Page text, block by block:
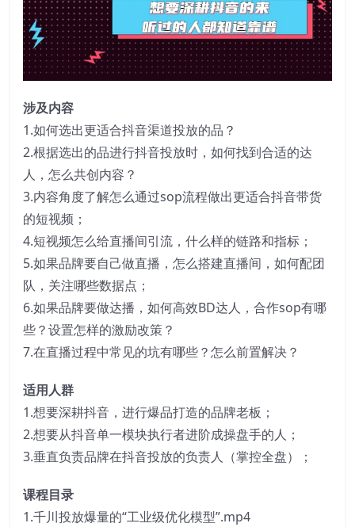
涉及内容
1.如何选出更适合抖音渠道投放的品？
2.根据选出的品进行抖音投放时，如何找到合适的达
人，怎么共创内容？
3.内容角度了解怎么通过sop流程做出更适合抖音带货
的短视频；
4.短视频怎么给直播间引流，什么样的链路和指标；
5.如果品牌要自己做直播，怎么搭建直播间，如何配团
队，关注哪些数据点；
6.如果品牌要做达播，如何高效BD达人，合作sop有哪
些？设置怎样的激励改策？
7.在直播过程中常见的坑有哪些？怎么前置解决？
适用人群
1.想要深耕抖音，进行爆品打造的品牌老板；
2.想要从抖音单一模块执行者进阶成操盘手的人；
3.垂直负责品牌在抖音投放的负责人（掌控全盘）；
课程目录
1.千川投放爆量的“工业级优化模型”.mp4